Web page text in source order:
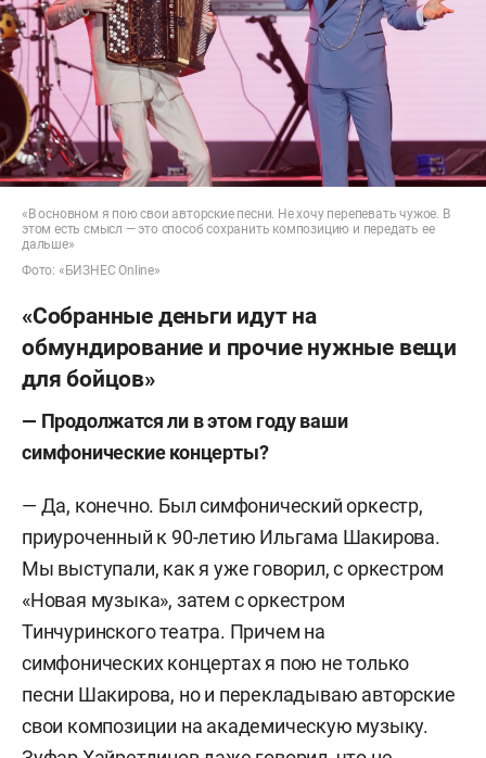
«В основном я пою свои авторские песни. Не хочу перепевать чужое. В
этом есть смысл — это способ сохранить композицию и передать ее
дальше»
Фото: «БИЗНЕС Online»
«Собранные деньги идут на
обмундирование и прочие нужные вещи
для бойцов»
— Продолжатся ли в этом году ваши
симфонические концерты?
— Да, конечно. Был симфонический оркестр,
приуроченный к 90-летию Ильгама Шакирова.
Мы выступали, как я уже говорил, с оркестром
«Новая музыка», затем с оркестром
Тинчуринского театра. Причем на
симфонических концертах я пою не только
песни Шакирова, но и перекладываю авторские
свои композиции на академическую музыку.